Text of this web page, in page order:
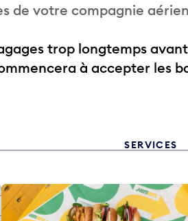
de votre compagnie
trop longtemps
à accepter les
SERVICES